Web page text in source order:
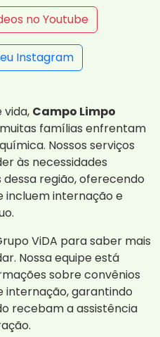
no Youtube
Instagram
vida, Campo Limpo
famílias enfrentam
Nossos serviços
às necessidades
região, oferecendo
internação e
ViDA para saber mais
Nossa equipe está
sobre convênios
internação, garantindo
recebam a assistência